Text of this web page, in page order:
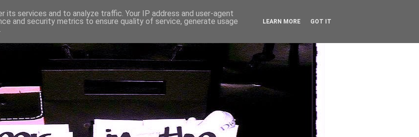
its services and to analyze traffic. Your IP address and user-agent
and security metrics to ensure quality of service, generate usage
LEARN MORE GOT IT